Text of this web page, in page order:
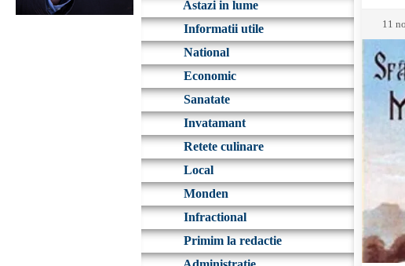
Astazi in lume
Informatii utile
National
Economic
Sanatate
Invatamant
Retete culinare
Local
Monden
Infractional
Primim la redactie
11